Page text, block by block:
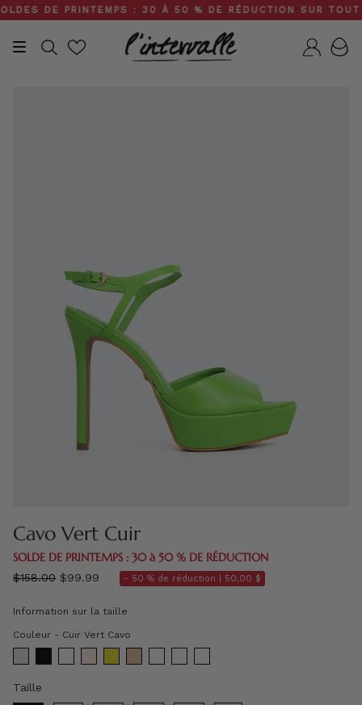
Skip
to
content
DE PRINTEMPS : 30 À 50 % DE RÉDUCTION SUR TOUT
Recherche
Cavo Vert Cuir
SOLDE DE PRINTEMPS : 30 à 50 % DE RÉDUCTION
régulier
$158.00 $99.99 - 50 % de réduction | 50,00 $
Information sur la taille
Couleur - Cuir Vert Cavo
Taille